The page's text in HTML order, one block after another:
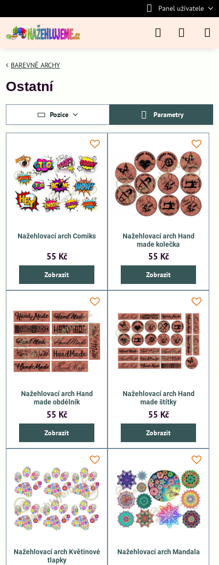
Panel uživatele
BAREVNÉ ARCHY
Ostatní
Pozice Parametry
Nažehlovací arch Comiks
55 Kč
Zobrazit
Nažehlovací arch Hand
made kolečka
55 Kč
Zobrazit
Nažehlovací arch Hand
made obdélník
55 Kč
Zobrazit
Nažehlovací arch Hand
made štítky
55 Kč
Zobrazit
Nažehlovací arch Květinové
tlapky
Nažehlovací arch Mandala